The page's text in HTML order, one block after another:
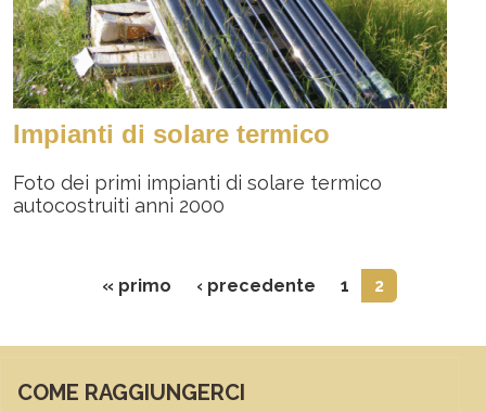
Impianti di solare termico
Foto dei primi impianti di solare termico
autocostruiti anni 2000
« primo Prima pagina
‹ precedente Pagina precedente
1 2
COME RAGGIUNGERCI